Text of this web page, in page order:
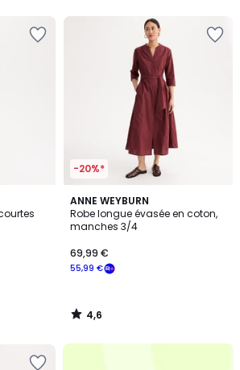
-20%*
ANNE WEYBURN
Robe longue évasée en coton,
manches 3/4
55,99 €
69,99 €
4,6
/ 5
4,6
/